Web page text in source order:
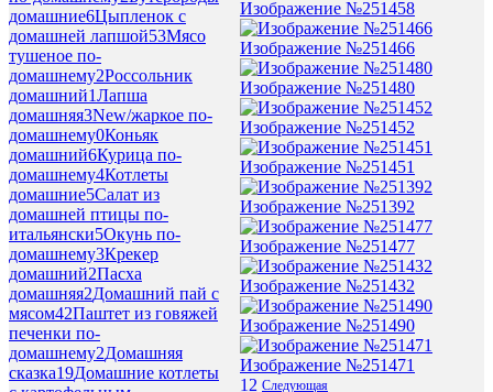
домашние6Цыпленок с
домашней лапшой53Мясо
тушеное по-
домашнему2Россольник
домашний1Лапша
домашняя3New/жаркое по-
домашнему0Коньяк
домашний6Курица по-
домашнему4Котлеты
домашние5Салат из
домашней птицы по-
итальянски5Окунь по-
домашнему3Крекер
домашний2Пасха
домашняя2Домашний пай с
мясом42Паштет из говяжей
печенки по-
домашнему2Домашняя
сказка19Домашние котлеты
Изображение №251458
Изображение №251466
Изображение №251480
Изображение №251452
Изображение №251451
Изображение №251392
Изображение №251477
Изображение №251432
Изображение №251490
Изображение №251471
1 2 Следующая